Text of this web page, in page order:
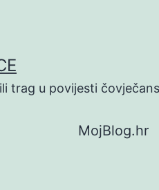
trag u povijesti
MojBlog.hr